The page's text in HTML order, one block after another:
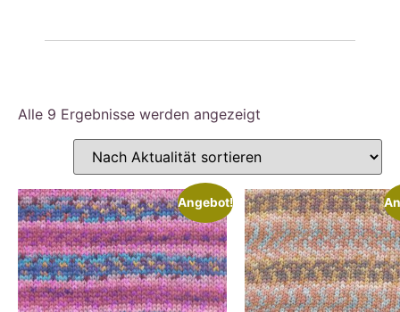
Alle 9 Ergebnisse werden angezeigt
Angebot!